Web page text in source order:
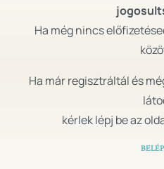
Ha még nincs
Ha már regisztráltál és
kérlek lépj be az